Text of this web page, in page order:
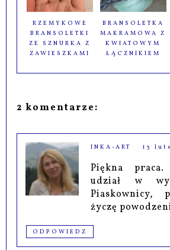
RZEMYKOWE
BRANSOLETKI
ZE SZNURKA Z
ZAWIESZKAMI
BRANSOLETKA
MAKRAMOWA Z
KWIATOWYM
ŁĄCZNIKIEM
2 komentarze:
INKA-ART 13
Piękna
udział w
Piaskownicy,
życzę
ODPOWIEDZ